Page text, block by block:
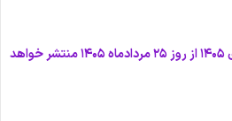
کارت ورود به جلسه کنکور سراسری ۱۴۰۵ از روز ۲۵ مردادماه ۱۴۰۵ منتشر خواهد